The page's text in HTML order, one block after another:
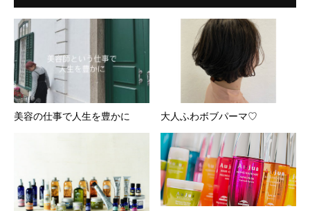
美容の仕事で人生を豊かに 大人ふわボブパーマ♡